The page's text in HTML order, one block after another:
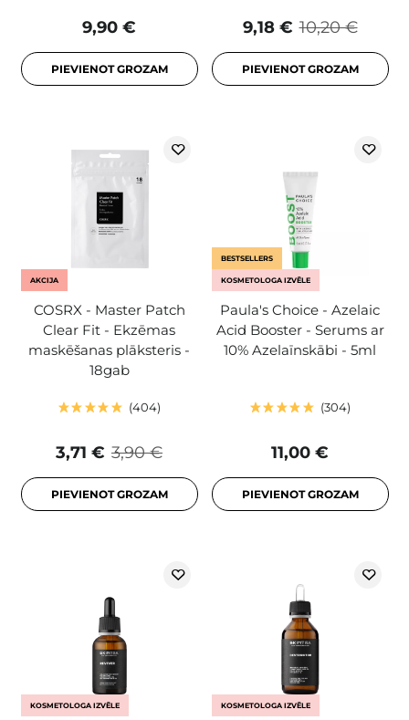
9,90 €
PIEVIENOT GROZAM
10,20 €
9,18 €
PIEVIENOT GROZAM
AKCIJA
COSRX - Master Patch
Clear Fit - Ekzēmas
maskēšanas plāksteris -
18gab
404
3,90 €
3,71 €
PIEVIENOT GROZAM
BESTSELLERS
KOSMETOLOGA IZVĒLE
Paula's Choice - Azelaic
Acid Booster - Serums ar
10% Azelaīnskābi - 5ml
304
11,00 €
PIEVIENOT GROZAM
KOSMETOLOGA IZVĒLE KOSMETOLOGA IZVĒLE